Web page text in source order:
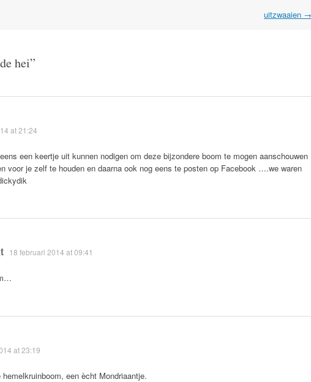
uitzwaaien →
hei”
at 21:24
een keertje uit kunnen nodigen om deze bijzondere boom te mogen aanschouwen
voor je zelf te houden en daarna ook nog eens te posten op Facebook ….we waren
18 februari 2014 at 09:41
at 23:19
hemelkruinboom, een ècht Mondriaantje.